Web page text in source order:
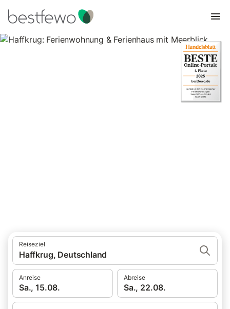
Reiseziel
Haffkrug, Deutschland
Anreise
Sa., 15.08.
Abreise
Sa., 22.08.